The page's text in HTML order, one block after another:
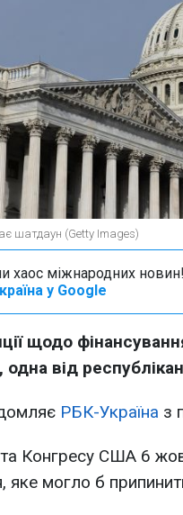
шатдаун (Getty Images)
хаос міжнародних
у Google
щодо
одна від
РБК-Україна з
Конгресу США 6
яке могло б